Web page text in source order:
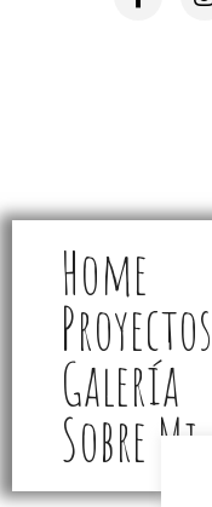
Home
Proyectos
Galería
Sobre Mi